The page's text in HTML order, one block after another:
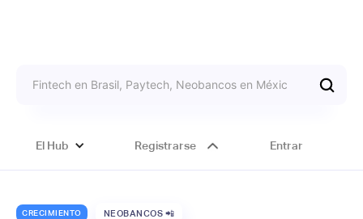
El Hub Registrarse Entrar
CRECIMIENTO NEOBANCOS 📲